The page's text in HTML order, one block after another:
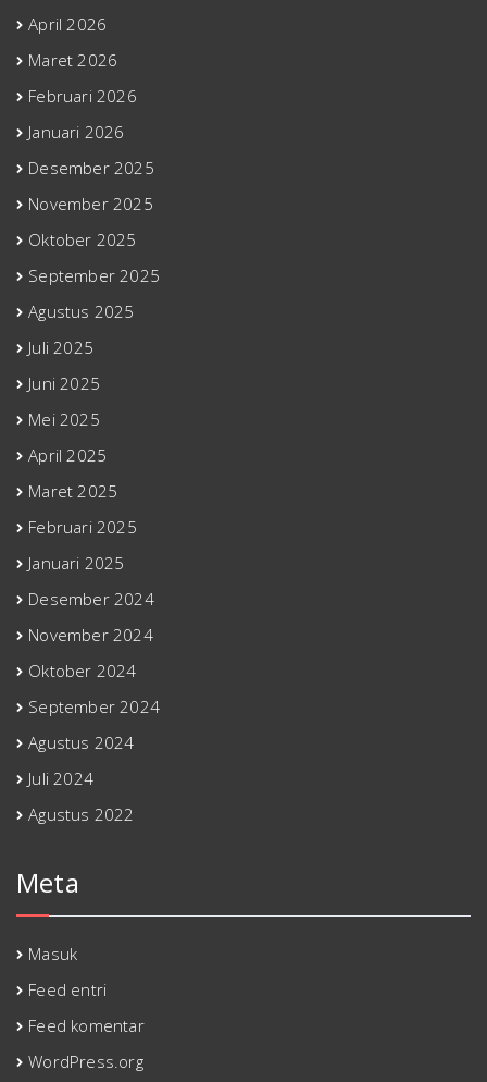
April 2026
Maret 2026
Februari 2026
Januari 2026
Desember 2025
November 2025
Oktober 2025
September 2025
Agustus 2025
Juli 2025
Juni 2025
Mei 2025
April 2025
Maret 2025
Februari 2025
Januari 2025
Desember 2024
November 2024
Oktober 2024
September 2024
Agustus 2024
Juli 2024
Agustus 2022
Meta
Masuk
Feed entri
Feed komentar
WordPress.org